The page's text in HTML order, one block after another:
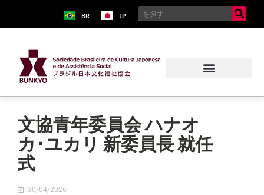
BR JP
文協青年委員会 ハナオ
カ･ユカリ 新委員長 就任
式
30/04/2026